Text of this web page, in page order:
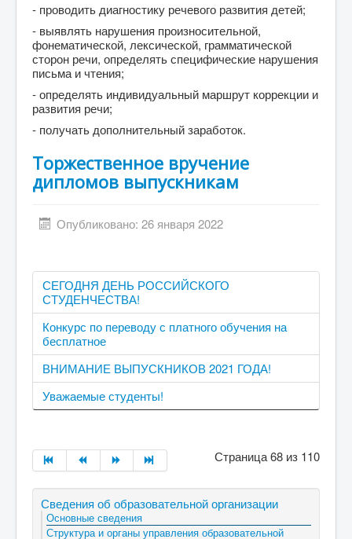
- проводить диагностику речевого развития детей;
- выявлять нарушения произносительной,
фонематической, лексической, грамматической
сторон речи, определять специфические нарушения
письма и чтения;
- определять индивидуальный маршрут коррекции и
развития речи;
- получать дополнительный заработок.
Торжественное вручение
дипломов выпускникам
Опубликовано: 26 января 2022
СЕГОДНЯ ДЕНЬ РОССИЙСКОГО
СТУДЕНЧЕСТВА!
Конкурс по переводу с платного обучения на
бесплатное
ВНИМАНИЕ ВЫПУСКНИКОВ 2021 ГОДА!
Уважаемые студенты!
Страница 68 из 110
Сведения об образовательной организации
Основные сведения
Структура и органы управления образовательной